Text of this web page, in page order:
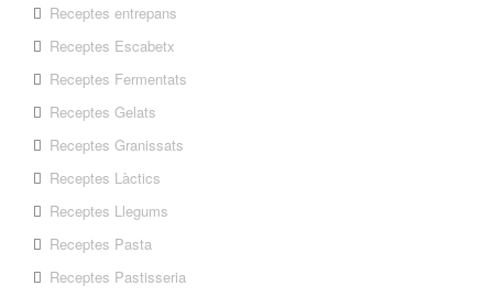
Receptes entrepans
Receptes Escabetx
Receptes Fermentats
Receptes Gelats
Receptes Granissats
Receptes Làctics
Receptes Llegums
Receptes Pasta
Receptes Pastisseria